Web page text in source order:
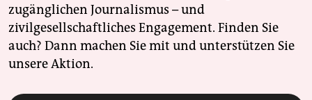
zugänglichen Journalismus – und
zivilgesellschaftliches Engagement. Finden Sie
auch? Dann machen Sie mit und unterstützen Sie
unsere Aktion.